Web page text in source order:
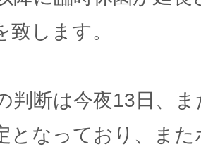
致します。
判断は今夜13日、
となっており、ま